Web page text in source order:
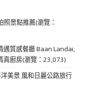
景點推薦(瀏覽：
邁質感餐廳 Baan Landai,
真廚房(瀏覽：23,073)
美景 風和日麗公路旅行